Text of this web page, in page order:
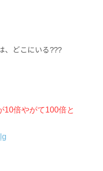
、どこにいる???
10倍やがて100倍と